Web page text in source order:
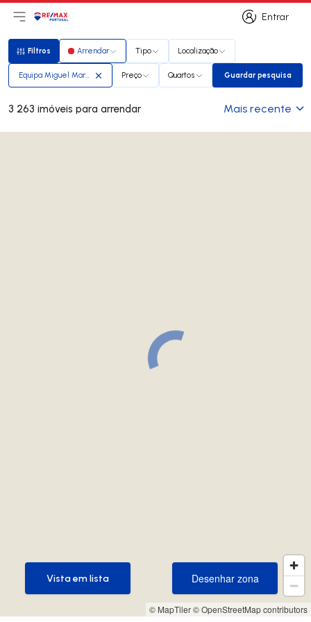
Entrar
Entrar
Abri menu principal
LogoIr para página inicial
Filtros
Filtros Arrendar Tipo Localização
Equipa Miguel Marques Preço Quartos Guardar
Guardar pesquisa
3 263 imóveis para arrendar Mais recente
© MapTiler© OpenStreetMap contributors
Desenhar zona
Desenhar zona
Vista em lista
Vista em lista